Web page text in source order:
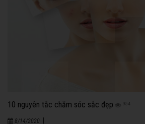
10 nguyên tắc chăm sóc sắc đẹp 954
8/14/2020